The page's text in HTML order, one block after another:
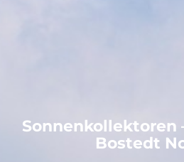
Sonnenkollektoren
Bostedt